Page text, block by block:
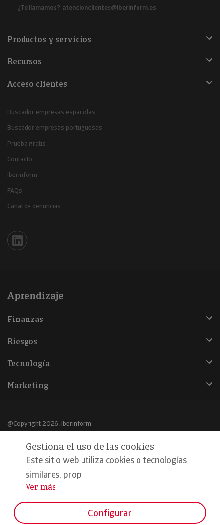
¿Te llamamos? atencionclientes@iberinform.es
Productos y servicios
Recursos
Acceso clientes
Buscador empresas españolas
Buscador empresas portuguesas
Prueba gratis
Contacto
Iberinform
FAQs
Canal de denuncias
Iberinform en Linkedin
Aprendizaje
Finanzas
Riesgos
Tecnología
Marketing
@Copyright 2026, Iberinform
Aviso legal
Política de cookies
Declaración de privacidad
Formamos parte de:
Gestiona el uso de las cookies
Este sitio web utiliza cookies o tecnologías
similares, prop
...
Ver más
Configurar